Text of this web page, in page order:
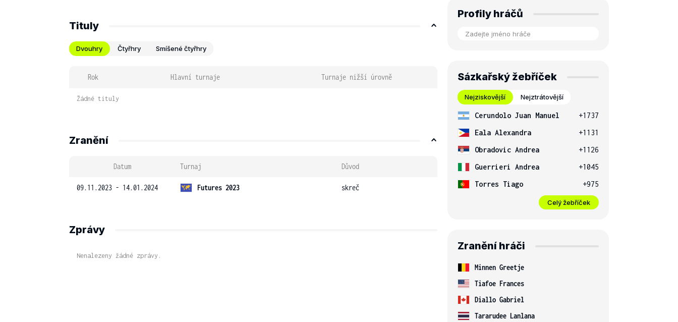
Tituly
Dvouhry Čtyřhry Smíšené čtyřhry
Rok Hlavní turnaje Turnaje nižší úrovně
Žádné tituly
Zranění
Datum Turnaj Důvod
09.11.2023 - 14.01.2024 Futures 2023 skreč
Zprávy
Nenalezeny žádné zprávy.
Profily hráčů
Sázkařský žebříček
Nejziskovější Nejztrátovější
Cerundolo Juan Manuel
+1737
Eala Alexandra
+1131
Obradovic Andrea
+1126
Guerrieri Andrea
+1045
Torres Tiago
+975
Celý žebříček
Zranění hráči
Minnen Greetje
Tiafoe Frances
Diallo Gabriel
Tararudee Lanlana